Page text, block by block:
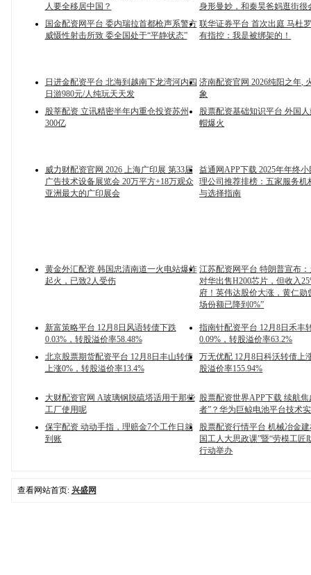
人要全移居中国？
身形曼妙，和秦昊爸妈逛街很
国金配资网平台 委内瑞拉首都枪声系警方
威慑性射击所致 委全国处于“平静状态”
联华证券平台 首次出庭 马杜
有指控：我是被绑架的！
日进金配资平台 北海到越南下龙湾河内四
日游980元/人纯玩天天发
济南配资官网 2026纯阳之年,
象
股莘配资 立讯精密半年内重仓投资苏州
300亿
股票配资基础知识平台 外国
帽爆火
威力财配资官网 2026 上海广印展 第33届
广告技术设备展览会 20万平方+18万观众
亚洲最大的广印展会
益通网APP下载 2025年年终
理公司推荐排榜：五家服务机
与选择指南
黄金外汇配资 韩国忠清南道一火电站爆炸
起火，已致2人受伤
江苏配资网平台 特朗普宣布
对华出售H200芯片，但收入
府！英伟达股价大涨，黄仁勋
场份额已降到0%”
新富策略平台 12月8日风语转债下跌
0.03%，转股溢价率58.48%
指南针配资平台 12月8日禾丰
0.09%，转股溢价率63.2%
北京股票期货配资平台 12月8日丰山转债
上涨0%，转股溢价率13.4%
万无优配 12月8日科沃转债上
股溢价率155.94%
大财配资官网 A玻璃钢脱硫塔适用于那些
工厂使用呢
股票配资世界APP下载 续航焦
者”？华为巨鲸电池平台技术
保宇配资 动动手指，理赔金7个工作日就
到账
股票配资行情平台 机械冶金
国工人大思政课”暨“劳模工匠
行动举办
查看网站首页: 兴盛网